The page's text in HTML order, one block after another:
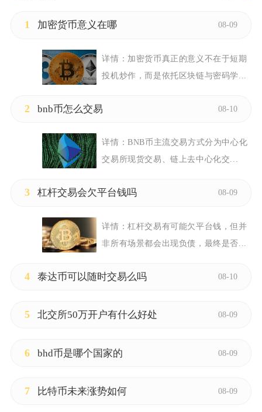
1 加密货币意义在哪 08-09
详情： 加密货币真正的意义不在于短期
投机炒作，而是依托区块链与密码学...
2 bnb币怎么交易 08-10
详情：BNB币主流交易方式分为中心化
交易所现货交易、链上去中心化交...
3 杠杆交易会欠平台钱吗 08-09
详情：杠杆交易有可能欠平台钱，但并
非所有场景都会出现负债，最终是否...
4 泰达币可以随时交易么吗 08-10
5 北交所50万开户有什么好处 08-09
6 bhd币是哪个国家的 08-09
7 比特币未来涨势如何 08-09